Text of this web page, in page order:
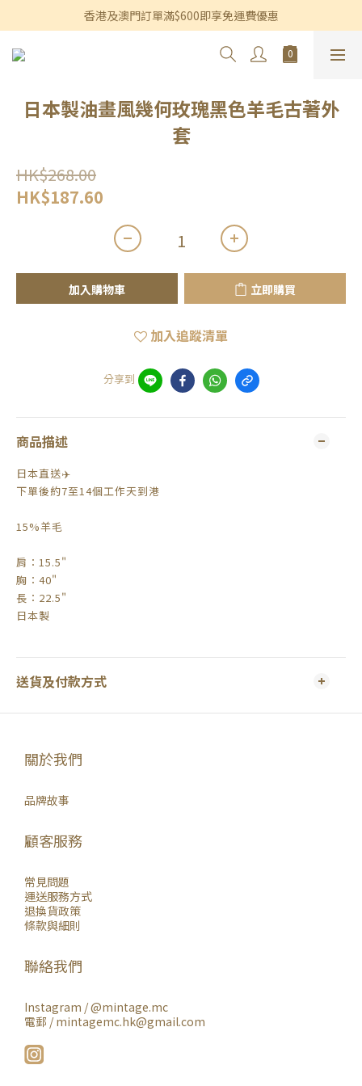
香港及澳門訂單滿$600即享免運費優惠
香港及澳門訂單滿$600即享免運費優惠
3個月內買滿$1,200可享永久九折優惠
日本製油畫風幾何玫瑰黑色羊毛古著外
套
HK$268.00
HK$187.60
加入購物車 立即購買
加入追蹤清單
分享到
商品描述
日本直送✈️
下單後約7至14個工作天到港
15%羊毛
肩：15.5"
胸：40"
長：22.5"
日本製
送貨及付款方式
關於我們
品牌故事
顧客服務
常見問題
運送服務方式
退換貨政策
條款與細則
聯絡我們
Instagram /@mintage.mc
電郵 / mintagemc.hk@gmail.com